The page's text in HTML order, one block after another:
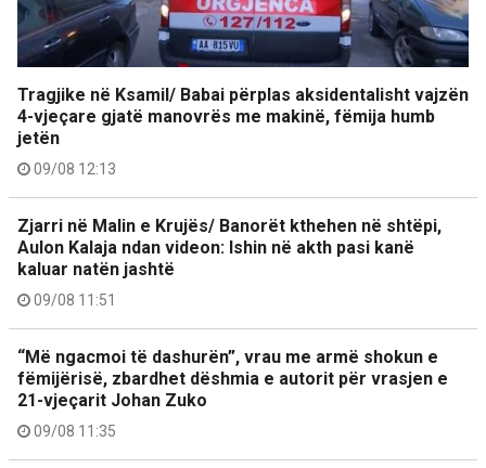
Tragjike në Ksamil/ Babai përplas aksidentalisht vajzën
4-vjeçare gjatë manovrës me makinë, fëmija humb
jetën
09/08 12:13
Zjarri në Malin e Krujës/ Banorët kthehen në shtëpi,
Aulon Kalaja ndan videon: Ishin në akth pasi kanë
kaluar natën jashtë
09/08 11:51
“Më ngacmoi të dashurën”, vrau me armë shokun e
fëmijërisë, zbardhet dëshmia e autorit për vrasjen e
21-vjeçarit Johan Zuko
09/08 11:35